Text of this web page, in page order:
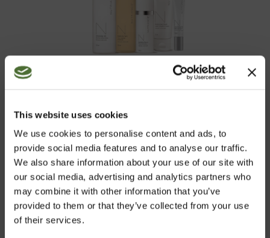
This website uses cookies
We use cookies to personalise content and ads, to
provide social media features and to analyse our traffic.
We also share information about your use of our site with
our social media, advertising and analytics partners who
may combine it with other information that you’ve
provided to them or that they’ve collected from your use
of their services.
Nutriance Organic är en ekologisk hudvårdsserie som
skärgård i Bretagne, ett område som är känt för den
exceptionella rikedomen av alger och rent havsvatten.
De marina växterna kompletteras med andra utvalda
botaniska växter och essentiella oljor. Nutriance
Organic är certifierad av ECOCERT GREENLIFE enligt
Cosmetic Standard (COSMOS) strikta kvalitetskrav. Ge
din hud ny energi och förbättra dess naturliga försvar
för att minska tecken på för tidigt åldrande och